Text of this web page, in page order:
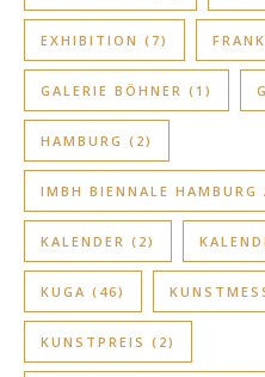
EXHIBITION (7)
GALERIE BÖHNER (1)
HAMBURG (2)
IMBH BIENNALE HAMBURG
KALENDER (2)
KUGA (46)
KUNSTPREIS (2)